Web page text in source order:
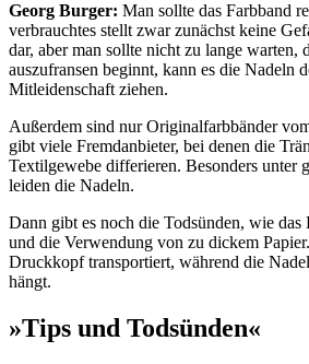
Georg Burger: Man sollte das Farbband
verbrauchtes stellt zwar zunächst keine
dar, aber man sollte nicht zu lange warten,
auszufransen beginnt, kann es die Nadeln
Mitleidenschaft ziehen.
Außerdem sind nur Originalfarbbänder
gibt viele Fremdanbieter, bei denen die
Textilgewebe differieren. Besonders unter
leiden die Nadeln.
Dann gibt es noch die Todsünden, wie
und die Verwendung von zu dickem
Druckkopf transportiert, während die
hängt.
»Tips und Todsünden«